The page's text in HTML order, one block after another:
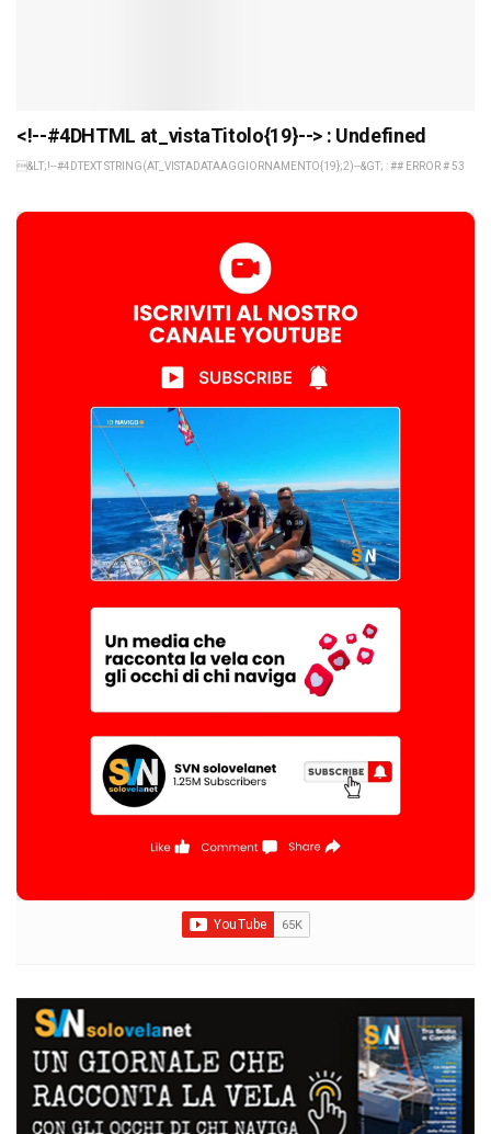
<!--#4DHTML at_vistaTitolo{19}--> : Undefined
&LT;!--#4DTEXT STRING(AT_VISTADATAAGGIORNAMENTO{19};2)--&GT; : ## ERROR # 53